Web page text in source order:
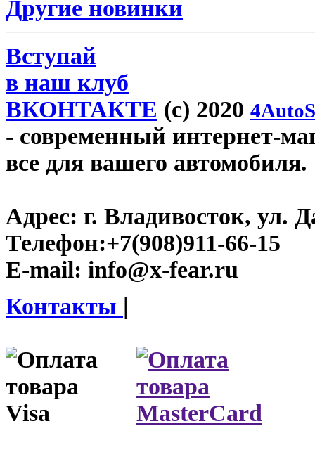
Другие новинки
Вступай
в наш клуб
ВКОНТАКТЕ (c) 2020
- современный интернет-
все для вашего автомобиля.
Адрес: г. Владивосток, ул.
Телефон:+7(908)911-66-15
E-mail: info@x-fear.ru
Контакты |